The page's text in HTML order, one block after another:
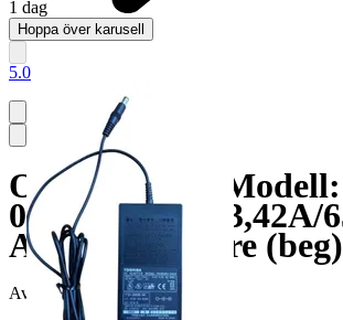
5.0
Original Acer Modell:
065N1A/ 19,V 3,42A/
Adapter laddare (beg)
Avslutad 24 maj 01:54
1 dag
Hoppa över karusell